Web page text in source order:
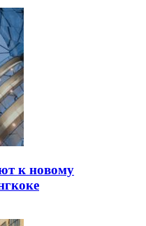
к новому